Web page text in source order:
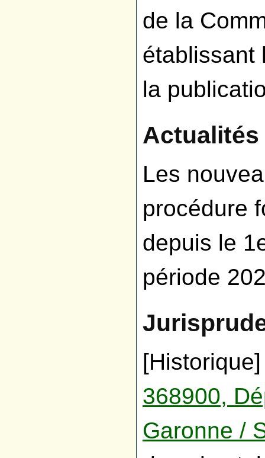
de la
établissant
la
Actualités
Les
procédure
depuis le
période
368900,
Garonne /